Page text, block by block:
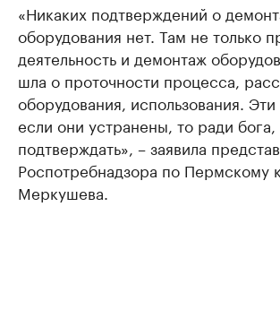
«Никаких подтверждений о
оборудования нет. Там не только
деятельность и демонтаж
шла о проточности процесса,
оборудования, использования.
если они устранены, то ради
подтверждать», – заявила
Роспотребнадзора по Пермскому
Меркушева.